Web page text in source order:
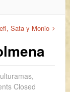
Sata y Monio
,
Closed